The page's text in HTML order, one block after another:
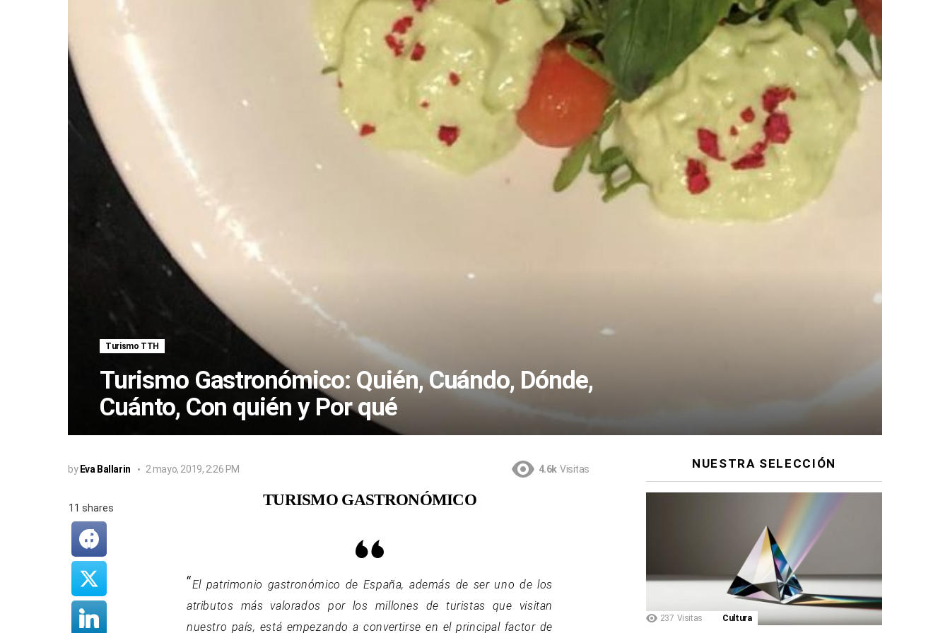
Turismo TTH
Turismo Gastronómico: Quién, Cuándo, Dónde,
Cuánto, Con quién y Por qué
by Eva Ballarin 2 mayo, 2019, 2:26 PM 4.6k Visitas
TURISMO GASTRONÓMICO
“El patrimonio gastronómico de España, además de ser uno de los
atributos más valorados por los millones de turistas que visitan
nuestro país, está empezando a convertirse en el principal factor de
11 shares
NUESTRA SELECCIÓN
237 Visitas Cultura